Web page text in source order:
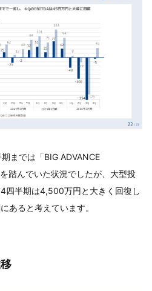
までは「BIG ADVANCE
踏んでいた状況でしたが、大型投
四半期は4,500万円と大きく回復し
あると考えています。